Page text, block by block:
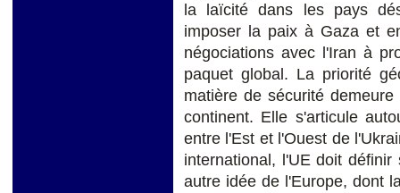
la laïcité dans les pays
imposer la paix à Gaza et
négociations avec l'Iran à
paquet global. La priorité
matière de sécurité
continent. Elle s'articule
entre l'Est et l'Ouest de
international, l'UE doit
autre idée de l'Europe, dont